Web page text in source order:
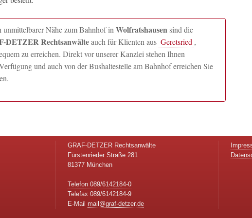
Nähe zum Bahnhof in Wolfratshausensind die
DETZER Rechtsanwälteauch für Klienten aus Geretsried ,
zu erreichen. Direkt vor unserer Kanzlei stehen Ihnen
und auch von der Bushaltestelle am Bahnhof erreichen Sie
GRAF-DETZER Rechtsanwälte
Fürstenrieder Straße 281
81377 München
Telefon 089/6142184-0
Telefax 089/6142184-9
E-Mail mail@graf-detzer.de